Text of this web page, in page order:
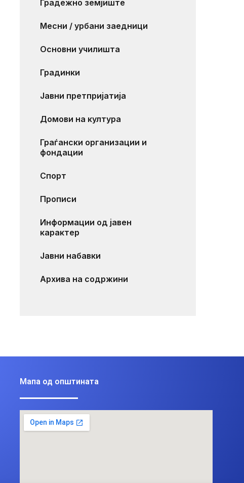
Градежно земјиште
Месни / урбани заедници
Основни училишта
Градинки
Јавни претпријатија
Домови на култура
Граѓански организации и
фондации
Спорт
Прописи
Информации од јавен
карактер
Јавни набавки
Архива на содржини
Мапа од општината